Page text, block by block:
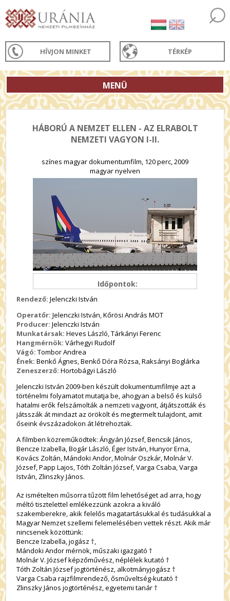
HÍVJON MINKET TÉRKÉP
MENÜ
HÁBORÚ A NEMZET ELLEN - AZ ELRABOLT
NEMZETI VAGYON I-II.
színes magyar dokumentumfilm, 120 perc, 2009
magyar nyelven
Időpontok:
Rendező: Jelenczki István
Operatőr: Jelenczki István, Kőrösi András MOT
Producer: Jelenczki István
Munkatársak: Heves László, Tárkányi Ferenc
Hangmérnök: Várhegyi Rudolf
Vágó: Tombor Andrea
Ének: Benkő Ágnes, Benkő Dóra Rózsa, Raksányi Boglárka
Zeneszerző: Hortobágyi László
Jelenczki István 2009-ben készült dokumentumfilmje azt a
történelmi folyamatot mutatja be, ahogyan a belső és külső
hatalmi erők felszámolták a nemzeti vagyont, átjátszották és
játsszák át mindazt az örökölt és megtermelt tulajdont, amit
őseink évszázadokon át létrehoztak.
A filmben közreműködtek: Ángyán József, Bencsik János,
Bencze Izabella, Bogár László, Éger István, Hunyor Erna,
Kovács Zoltán, Mándoki Andor, Molnár Oszkár, Molnár V.
József, Papp Lajos, Tóth Zoltán József, Varga Csaba, Varga
István, Zlinszky János.
Az ismételten műsorra tűzött film lehetőséget ad arra, hogy
méltó tisztelettel emlékezzünk azokra a kiváló
szakemberekre, akik felelős magatartásukkal és tudásukkal a
Magyar Nemzet szellemi felemelésében vettek részt. Akik már
nincsenek közöttünk:
Bencze Izabella, jogász†,
Mándoki Andor mérnök, műszaki igazgató †
Molnár V. József képzőművész, néplélek kutató †
Tóth Zoltán József jogtörténész, alkotmányjogász †
Varga Csaba rajzfilmrendező, ősműveltség-kutató †
Zlinszky János jogtörténész, egyetemi tanár †